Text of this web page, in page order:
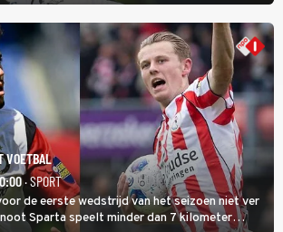
gele trui.
VOETBAL
· SPORT
de eerste wedstrijd van het seizoen niet ver
Sparta speelt minder dan 7 kilometer